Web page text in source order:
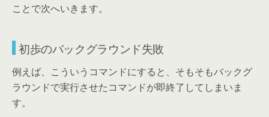
ことで次へいきます。
初歩のバックグラウンド失敗
例えば、こういうコマンドにすると、そもそもバックグ
ラウンドで実行させたコマンドが即終了してしまいま
す。